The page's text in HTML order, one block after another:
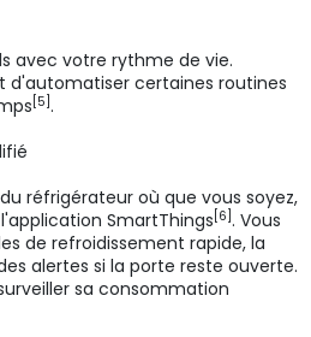
avec votre rythme de vie.
d'automatiser certaines routines
[5].
réfrigérateur où que vous soyez,
SmartThings [6]. Vous
de refroidissement rapide, la
alertes si la porte reste ouverte.
sa consommation